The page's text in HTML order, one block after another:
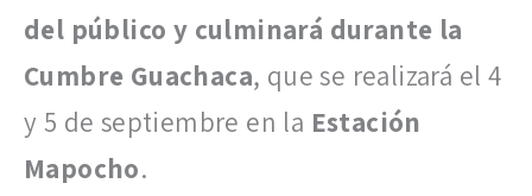
del público y culminará durante la
Cumbre Guachaca, que se realizará el 4
y 5 de septiembre en la Estación
Mapocho.